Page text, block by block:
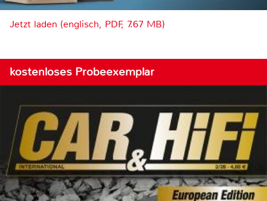
Jetzt laden (englisch, PDF, 7.67 MB)
kostenloses Probeexemplar